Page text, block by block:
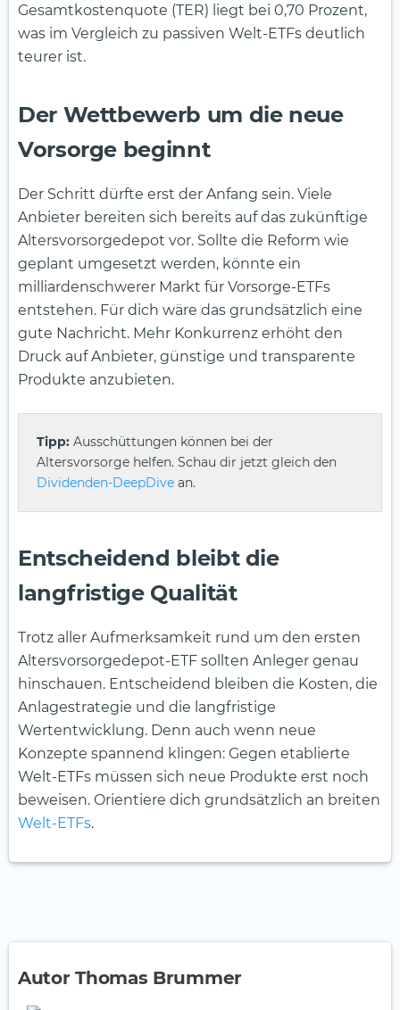
Gesamtkostenquote (TER) liegt bei 0,70 Prozent,
was im Vergleich zu passiven Welt-ETFs deutlich
teurer ist.
Der Wettbewerb um die neue
Vorsorge beginnt
Der Schritt dürfte erst der Anfang sein. Viele
Anbieter bereiten sich bereits auf das zukünftige
Altersvorsorgedepot vor. Sollte die Reform wie
geplant umgesetzt werden, könnte ein
milliardenschwerer Markt für Vorsorge-ETFs
entstehen. Für dich wäre das grundsätzlich eine
gute Nachricht. Mehr Konkurrenz erhöht den
Druck auf Anbieter, günstige und transparente
Produkte anzubieten.
Tipp: Ausschüttungen können bei der
Altersvorsorge helfen. Schau dir jetzt gleich den
Dividenden-DeepDive an.
Entscheidend bleibt die
langfristige Qualität
Trotz aller Aufmerksamkeit rund um den ersten
Altersvorsorgedepot-ETF sollten Anleger genau
hinschauen. Entscheidend bleiben die Kosten, die
Anlagestrategie und die langfristige
Wertentwicklung. Denn auch wenn neue
Konzepte spannend klingen: Gegen etablierte
Welt-ETFs müssen sich neue Produkte erst noch
beweisen. Orientiere dich grundsätzlich an breiten
Welt-ETFs.
Autor Thomas Brummer